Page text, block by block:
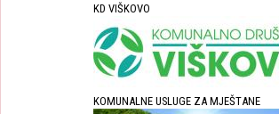
KD VIŠKOVO
KOMUNALNE USLUGE ZA MJEŠTANE